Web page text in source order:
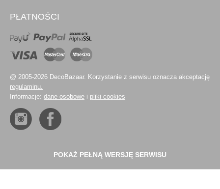
PŁATNOŚCI
@ 2005-2026 DecoBazaar. Korzystanie z serwisu oznacza akceptację
regulaminu.
Informacje: dane osobowe i pliki cookies
POKAŻ PEŁNĄ WERSJĘ SERWISU